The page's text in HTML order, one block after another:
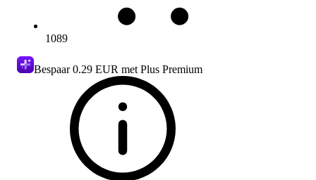
1089
Bespaar0.29 EUR met Plus Premium